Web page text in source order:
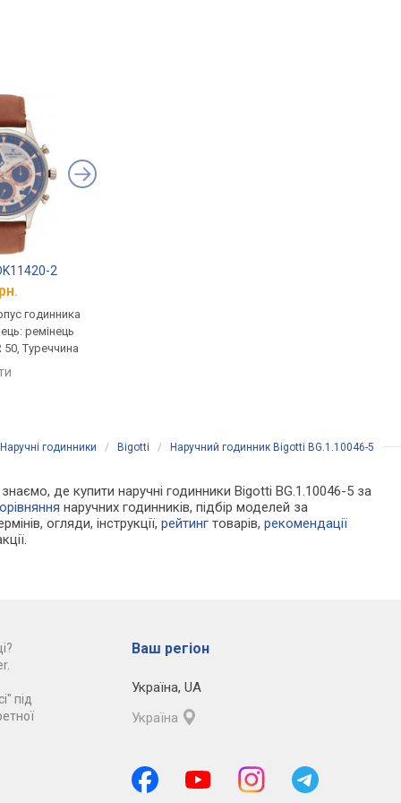
2
годинника
ремінець
50, Туреччина
Наручні годинники / Bigotti / Наручний годинник Bigotti BG.1.10046-5
де купити наручні годинники Bigotti BG.1.10046-5 за
наручних годинників, підбір моделей за
огляди, інструкції,рейтинг товарів,рекомендації
під
Ваш регіон
Україна, UA
Україна